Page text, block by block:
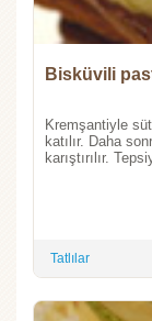
Bisküvili
Kremşantiyle süt
katılır. Daha
karıştırılır.
Tatlılar